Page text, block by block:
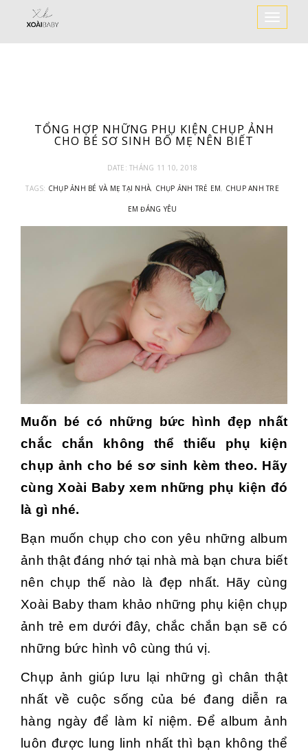
Toggle
TỔNG HỢP NHỮNG PHỤ KIỆN CHỤP ẢNH
CHO BÉ SƠ SINH BỐ MẸ NÊN BIẾT
DATE:THÁNG 11 10, 2018
TAGS: CHỤP ẢNH BÉ VÀ MẸ TẠI NHÀ, CHỤP ẢNH TRẺ EM, CHUP ANH TRE
EM ĐÁNG YÊU
Muốn bé có những bức hình đẹp nhất
chắc chắn không thể thiếu phụ kiện
chụp ảnh cho bé sơ sinh kèm theo. Hãy
cùng Xoài Babyxem những phụ kiện đó
là gì nhé.
Bạn muốn chụp cho con yêu những album
ảnh thật đáng nhớ tại nhà mà bạn chưa biết
nên chụp thế nào là đẹp nhất. Hãy cùng
Xoài Baby tham khảo những phụ kiện chụp
ảnh trẻ em dưới đây, chắc chắn bạn sẽ có
những bức hình vô cùng thú vị.
Chụp ảnh giúp lưu lại những gì chân thật
nhất về cuộc sống của bé đang diễn ra
hàng ngày để làm kỉ niệm.Để album ảnh
luôn được lung linh nhất thì bạn không thể